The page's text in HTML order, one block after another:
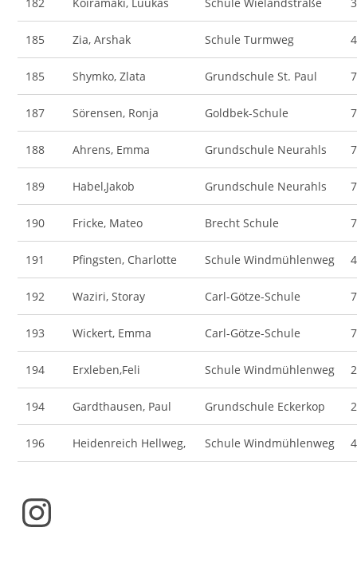
182 Koiramäki, Luukas Schule Wielandstraße 3
185 Zia, Arshak Schule Turmweg 4
185 Shymko, Zlata Grundschule St. Paul 7
187 Sörensen, Ronja Goldbek-Schule 7
188 Ahrens, Emma Grundschule Neurahls 7
189 Habel,Jakob Grundschule Neurahls 7
190 Fricke, Mateo Brecht Schule 7
191 Pfingsten, Charlotte Schule Windmühlenweg 4
192 Waziri, Storay Carl-Götze-Schule 7
193 Wickert, Emma Carl-Götze-Schule 7
194 Erxleben,Feli Schule Windmühlenweg 2
194 Gardthausen, Paul Grundschule Eckerkop 2
196 Heidenreich Hellweg, Schule Windmühlenweg 4
Instagram